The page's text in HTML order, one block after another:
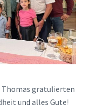
Thomas gratulierten
und alles Gute!